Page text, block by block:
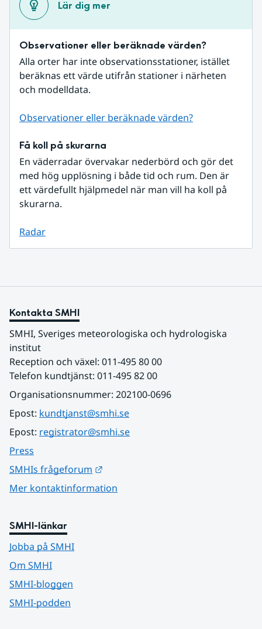
Lär dig mer
Observationer eller beräknade värden?
Alla orter har inte observationsstationer, istället
beräknas ett värde utifrån stationer i närheten
och modelldata.
Observationer eller beräknade värden?
Få koll på skurarna
En väderradar övervakar nederbörd och gör det
med hög upplösning i både tid och rum. Den är
ett värdefullt hjälpmedel när man vill ha koll på
skurarna.
Radar
Kontakta SMHI
SMHI, Sveriges meteorologiska och hydrologiska
institut
Reception och växel: 011-495 80 00
Telefon kundtjänst: 011-495 82 00
Organisationsnummer: 202100-0696
Epost: kundtjanst@smhi.se
Epost: registrator@smhi.se
Press
SMHIs frågeforum
Mer kontaktinformation
SMHI-länkar
Jobba på SMHI
Om SMHI
SMHI-bloggen
SMHI-podden